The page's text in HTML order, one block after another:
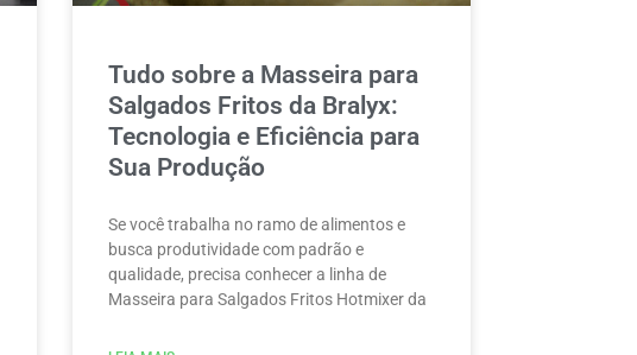
Tudo sobre a Masseira para
Salgados Fritos da Bralyx:
Tecnologia e Eficiência para
Sua Produção
Se você trabalha no ramo de alimentos e
busca produtividade com padrão e
qualidade, precisa conhecer a linha de
Masseira para Salgados Fritos Hotmixer da